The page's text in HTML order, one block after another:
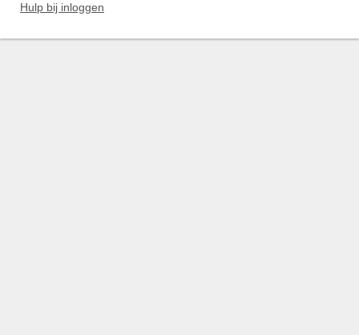
Hulp bij inloggen